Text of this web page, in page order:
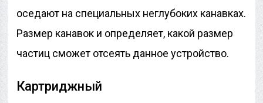
оседают на специальных неглубоких канавках.
Размер канавок и определяет, какой размер
частиц сможет отсеять данное устройство.
Картриджный